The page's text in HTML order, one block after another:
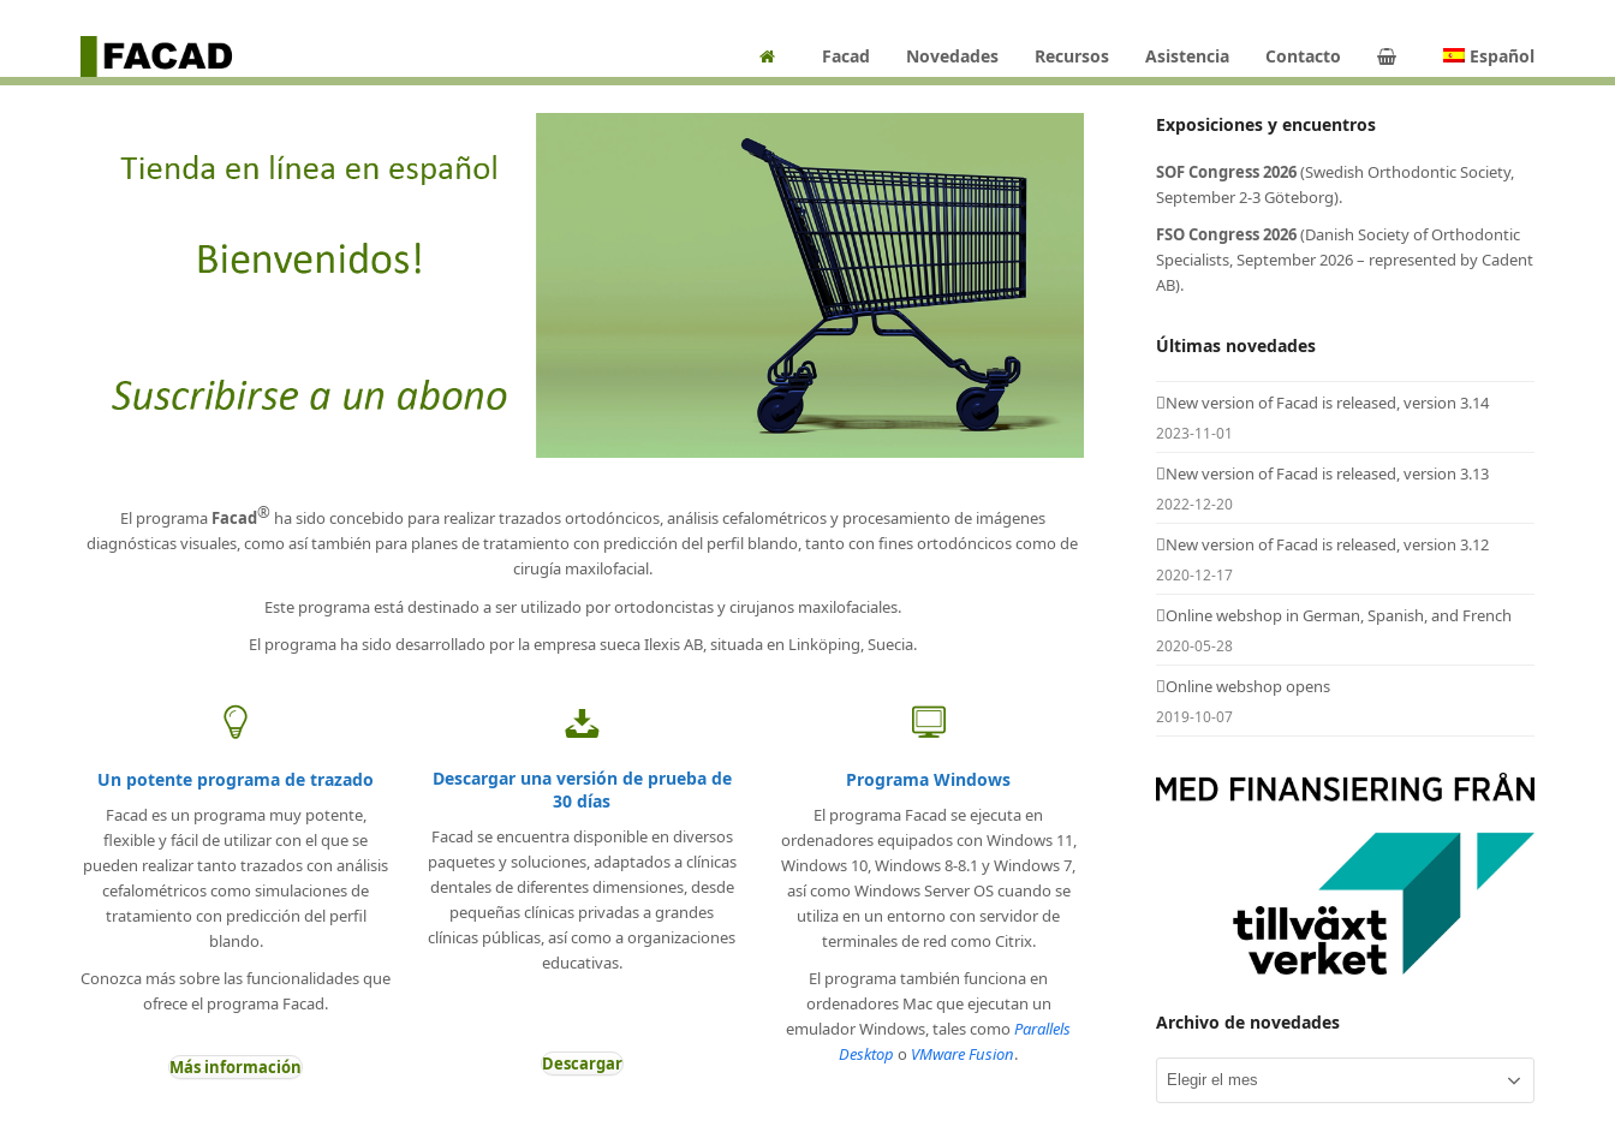
Facad Novedades Recursos Asistencia Contacto Español
El programa Facad® ha sido concebido para realizar trazados ortodóncicos, análisis cefalométricos y procesamiento de imágenes
diagnósticas visuales, como así también para planes de tratamiento con predicción del perfil blando, tanto con fines ortodóncicos como de
cirugía maxilofacial.
Este programa está destinado a ser utilizado por ortodoncistas y cirujanos maxilofaciales.
El programa ha sido desarrollado por la empresa sueca Ilexis AB, situada en Linköping, Suecia.
Un potente programa de trazado
Facad es un programa muy potente,
flexible y fácil de utilizar con el que se
pueden realizar tanto trazados con análisis
cefalométricos como simulaciones de
tratamiento con predicción del perfil
blando.
Conozca más sobre las funcionalidades que
ofrece el programa Facad.
Más información
Descargar una versión de prueba de
30 días
Facad se encuentra disponible en diversos
paquetes y soluciones, adaptados a clínicas
dentales de diferentes dimensiones, desde
pequeñas clínicas privadas a grandes
clínicas públicas, así como a organizaciones
educativas.
Descargar
Programa Windows
El programa Facad se ejecuta en
ordenadores equipados con Windows 11,
Windows 10, Windows 8-8.1 y Windows 7,
así como Windows Server OS cuando se
utiliza en un entorno con servidor de
terminales de red como Citrix.
El programa también funciona en
ordenadores Mac que ejecutan un
emulador Windows, tales comoParallels
Desktop o VMware Fusion.
Exposiciones y encuentros
SOF Congress 2026(Swedish Orthodontic Society,
September 2-3 Göteborg).
FSO Congress 2026(Danish Society of Orthodontic
Specialists, September 2026 – represented by Cadent
AB).
Últimas novedades
New version of Facad is released, version 3.14
2023-11-01
New version of Facad is released, version 3.13
2022-12-20
New version of Facad is released, version 3.12
2020-12-17
Online webshop in German, Spanish, and French
2020-05-28
Online webshop opens
2019-10-07
Archivo de novedades
Archivo